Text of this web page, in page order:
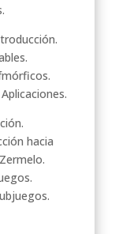
hacia